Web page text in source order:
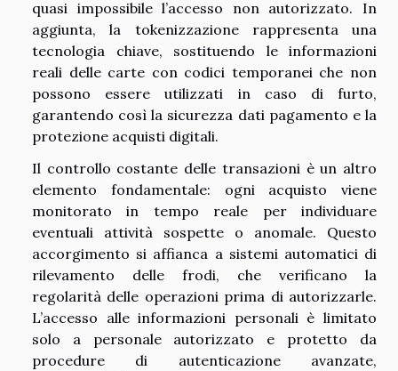
quasi impossibile l’accesso non autorizzato. In
aggiunta, la tokenizzazione rappresenta una
tecnologia chiave, sostituendo le informazioni
reali delle carte con codici temporanei che non
possono essere utilizzati in caso di furto,
garantendo così la sicurezza dati pagamento e la
protezione acquisti digitali.
Il controllo costante delle transazioni è un altro
elemento fondamentale: ogni acquisto viene
monitorato in tempo reale per individuare
eventuali attività sospette o anomale. Questo
accorgimento si affianca a sistemi automatici di
rilevamento delle frodi, che verificano la
regolarità delle operazioni prima di autorizzarle.
L’accesso alle informazioni personali è limitato
solo a personale autorizzato e protetto da
procedure di autenticazione avanzate,